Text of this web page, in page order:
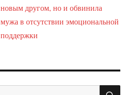
новым другом, но и обвинила
мужа в отсутствии эмоциональной
поддержки